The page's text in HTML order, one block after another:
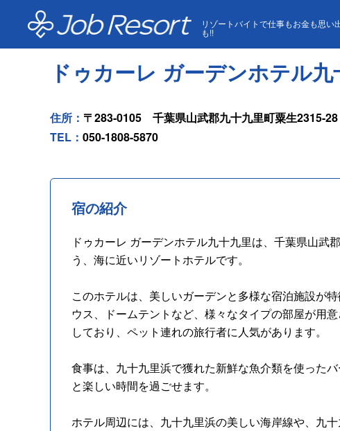
リゾートバイトで仕事もお金も思い
も!!
HOME ホテル一覧
ドゥカーレ ガーデンホテル九
住所： 〒283-0105 千葉県山武郡九十九里町粟生2315-28
TEL： 050-1808-5870
宿の紹介
ドゥカーレ ガーデンホテル九十九里は、千葉県山
う、海に近いリゾートホテルです。
このホテルは、美しいガーデンと多様な宿泊施設が
ウス、ドームテントなど、様々なタイプの部屋が用
しており、ペット連れの旅行者に人気があります。
食事は、九十九里浜で獲れた新鮮な魚介類を使った
と楽しい時間を過ごせます。
ホテル周辺には、九十九里浜の美しい海岸線や、九